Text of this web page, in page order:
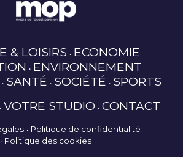
& LOISIRS ECONOMIE
ENVIRONNEMENT
SANTÉ SOCIÉTÉ SPORTS
VOTRE STUDIO CONTACT
Politique de confidentialité
Politique des cookies